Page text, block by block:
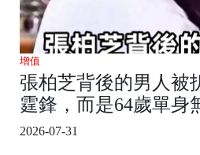
增值
張柏芝背後的男人被
霆鋒，而是64歲單身
2026-07-31